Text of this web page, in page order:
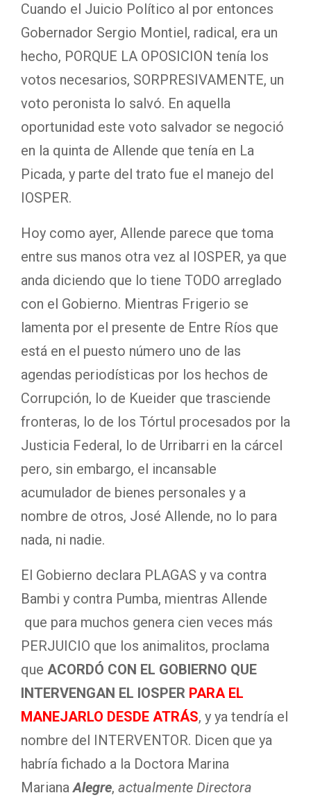
Cuando el Juicio Político al por entonces
Gobernador Sergio Montiel, radical, era un
hecho, PORQUE LA OPOSICION tenía los
votos necesarios, SORPRESIVAMENTE, un
voto peronista lo salvó. En aquella
oportunidad este voto salvador se negoció
en la quinta de Allende que tenía en La
Picada, y parte del trato fue el manejo del
IOSPER.
Hoy como ayer, Allende parece que toma
entre sus manos otra vez al IOSPER, ya que
anda diciendo que lo tiene TODO arreglado
con el Gobierno. Mientras Frigerio se
lamenta por el presente de Entre Ríos que
está en el puesto número uno de las
agendas periodísticas por los hechos de
Corrupción, lo de Kueider que trasciende
fronteras, lo de los Tórtul procesados por la
Justicia Federal, lo de Urribarri en la cárcel
pero, sin embargo, el incansable
acumulador de bienes personales y a
nombre de otros, José Allende, no lo para
nada, ni nadie.
El Gobierno declara PLAGAS y va contra
Bambi y contra Pumba, mientras Allende
que para muchos genera cien veces más
PERJUICIO que los animalitos, proclama
que ACORDÓ CON EL GOBIERNO QUE
INTERVENGAN EL IOSPER PARA EL
MANEJARLO DESDE ATRÁS, y ya tendría el
nombre del INTERVENTOR. Dicen que ya
habría fichado a la Doctora Marina
MarianaAlegre, actualmente Directora